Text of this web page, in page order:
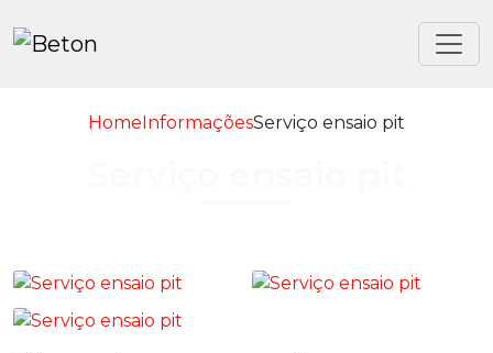
HomeInformaçõesServiço ensaio pit